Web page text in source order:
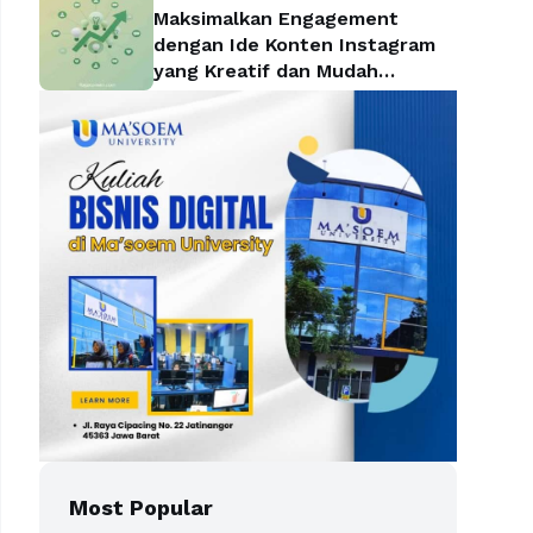
Maksimalkan Engagement
dengan Ide Konten Instagram
yang Kreatif dan Mudah
Most Popular